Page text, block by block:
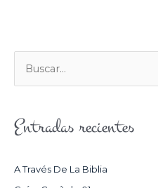
U
C
Entradas recientes
A Través De La Biblia